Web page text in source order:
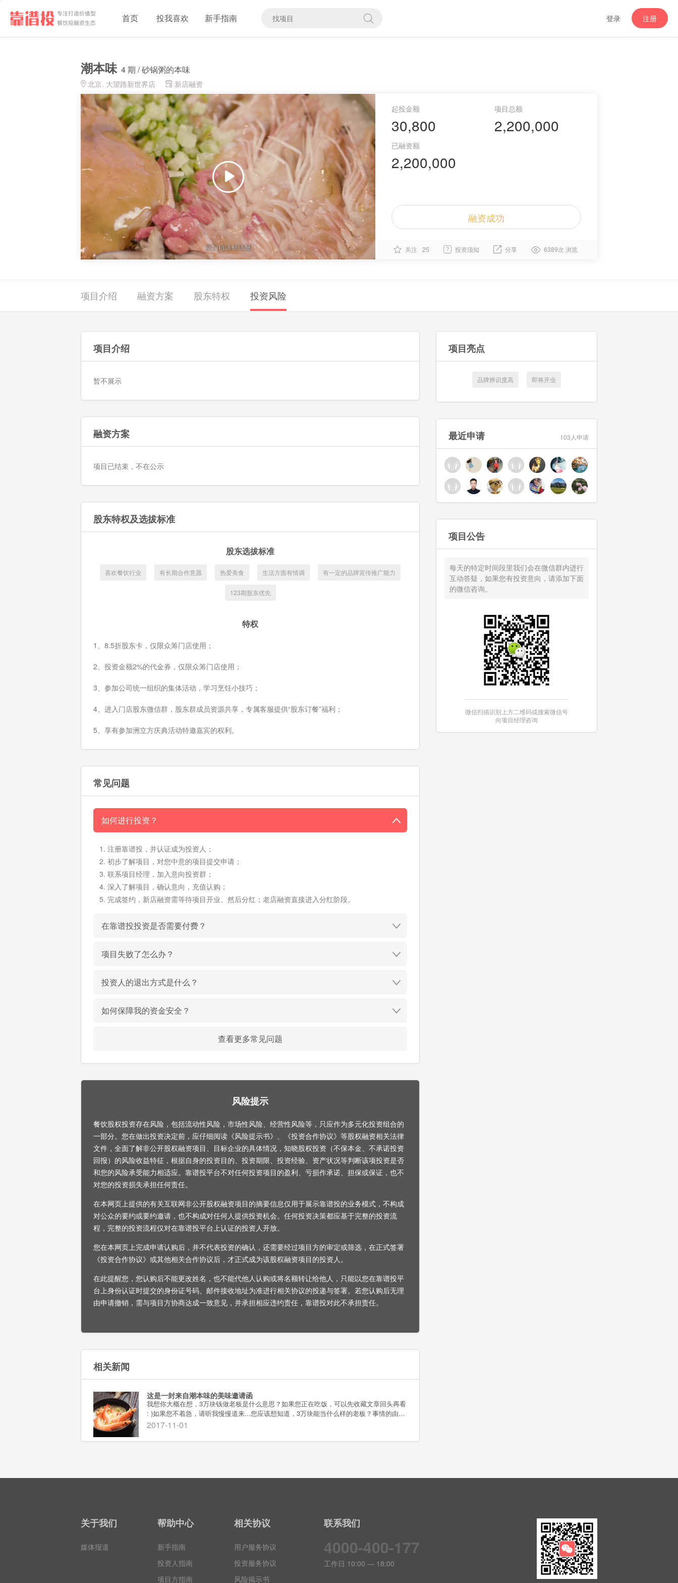
首页 投我喜欢 新手指南 登录 注册
潮本味 4 期 / 砂锅粥的本味
北京. 大望路新世界店 新店融资
30,800
2,200,000
2,200,000
融资成功
关注 25 投资须知 分享 6389次 浏览
项目介绍 融资方案 股东特权 投资风险
项目介绍
暂不展示
融资方案
项目已结束，不在公示
股东特权及选拔标准
股东选拔标准
喜欢餐饮行业 有长期合作意愿 热爱美食 生活方面有情调 有一定的品牌宣传推广能力
123期股东优先
特权
1、8.5折股东卡，仅限众筹门店使用；
2、投资金额2%的代金券，仅限众筹门店使用；
3、参加公司统一组织的集体活动，学习烹饪小技巧；
4、进入门店股东微信群，股东群成员资源共享，专属客服提供“股东订餐”福利；
5、享有参加洲立方庆典活动特邀嘉宾的权利。
常见问题
如何进行投资？
注册靠谱投，并认证成为投资人；
初步了解项目，对您中意的项目提交申请；
联系项目经理，加入意向投资群；
深入了解项目，确认意向，充值认购；
完成签约，新店融资需等待项目开业、然后分红；老店融资直接进入分红阶段。
在靠谱投投资是否需要付费？
项目失败了怎么办？
投资人的退出方式是什么？
如何保障我的资金安全？
查看更多常见问题
风险提示
餐饮股权投资存在风险，包括流动性风险，市场性风险、经营性风险等，只应作为多元化投资组合的
一部分。您在做出投资决定前，应仔细阅读《风险提示书》、《投资合作协议》等股权融资相关法律
文件，全面了解非公开股权融资项目、目标企业的具体情况，知晓股权投资（不保本金、不承诺投资
回报）的风险收益特征，根据自身的投资目的、投资期限、投资经验、资产状况等判断该项投资是否
和您的风险承受能力相适应。靠谱投平台不对任何投资项目的盈利、亏损作承诺、担保或保证，也不
对您的投资损失承担任何责任。
在本网页上提供的有关互联网非公开股权融资项目的摘要信息仅用于展示靠谱投的业务模式，不构成
对公众的要约或要约邀请，也不构成对任何人提供投资机会。任何投资决策都应基于完整的投资流
程，完整的投资流程仅对在靠谱投平台上认证的投资人开放。
您在本网页上完成申请认购后，并不代表投资的确认，还需要经过项目方的审定或筛选，在正式签署
《投资合作协议》或其他相关合作协议后，才正式成为该股权融资项目的投资人。
在此提醒您，您认购后不能更改姓名，也不能代他人认购或将名额转让给他人，只能以您在靠谱投平
台上身份认证时提交的身份证号码、邮件接收地址为准进行相关协议的投递与签署。若您认购后无理
由申请撤销，需与项目方协商达成一致意见，并承担相应违约责任，靠谱投对此不承担责任。
相关新闻
这是一封来自潮本味的美味邀请函
我想你大概在想，3万块钱做老板是什么意思？如果您正在吃饭，可以先收藏文章回头再看
: )如果您不着急，请听我慢慢道来...您应该想知道，3万块能当什么样的老板？事情的由来
是这样的：潮本味想用众筹的方式打造位于大望路新世界百货的新店于是，潮本味和靠谱
同出资，每人30800元由潮本味
2017-11-01
项目亮点
品牌辨识度高 即将开业
最近申请 103人申请
项目公告
每天的特定时间段里我们会在微信群内进行
互动答疑，如果您有投资意向，请添加下面
的微信咨询。
微信扫描识别上方二维码或搜索微信号
向项目经理咨询
关于我们
媒体报道
帮助中心
新手指南
投资人指南
项目方指南
相关协议
用户服务协议
投资服务协议
风险揭示书
联系我们
4000-400-177
工作日 10:00 — 18:00